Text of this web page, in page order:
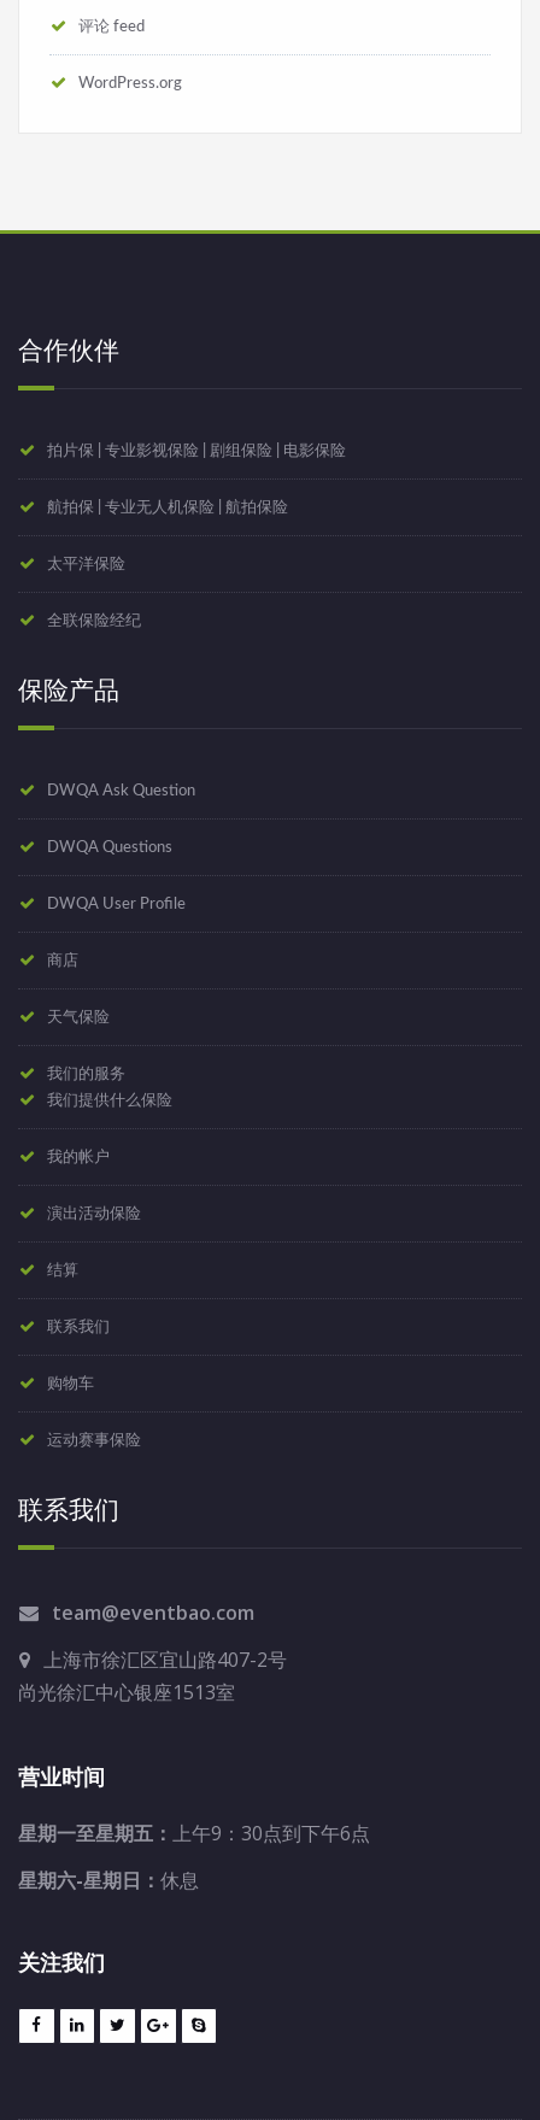
评论 feed
WordPress.org
合作伙伴
拍片保 | 专业影视保险 | 剧组保险 | 电影保险
航拍保 | 专业无人机保险 | 航拍保险
太平洋保险
全联保险经纪
保险产品
DWQA Ask Question
DWQA Questions
DWQA User Profile
商店
天气保险
我们的服务
我们提供什么保险
我的帐户
演出活动保险
结算
联系我们
购物车
运动赛事保险
联系我们
team@eventbao.com
上海市徐汇区宜山路407-2号
尚光徐汇中心银座1513室
营业时间
星期一至星期五： 上午9：30点到下午6点
星期六-星期日： 休息
关注我们